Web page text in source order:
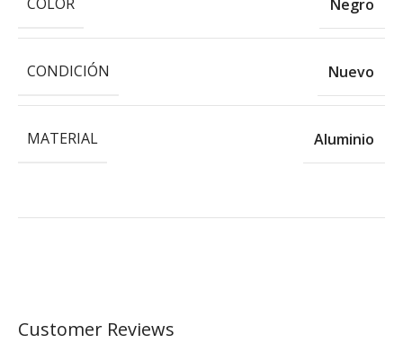
Negro
CONDICIÓN Nuevo
MATERIAL Aluminio
Customer Reviews